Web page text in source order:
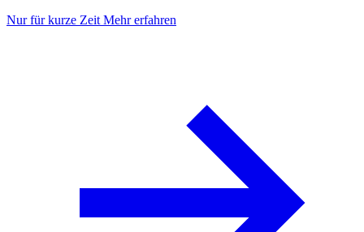
Nur für kurze Zeit Mehr erfahren